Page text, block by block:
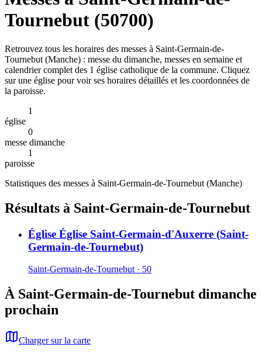
Tournebut (50700)
Retrouvez tous les horaires des messes à Saint-Germain-de-
Tournebut (Manche) : messe du dimanche, messes en semaine et
calendrier complet des 1 église catholique de la commune. Cliquez
sur une église pour voir ses horaires détaillés et les coordonnées de
la paroisse.
1
église
0
messe dimanche
1
paroisse
Statistiques des messes à Saint-Germain-de-Tournebut (Manche)
Résultats à Saint-Germain-de-Tournebut
Église Église Saint-Germain-d'Auxerre (Saint-
Germain-de-Tournebut)
Saint-Germain-de-Tournebut · 50
À Saint-Germain-de-Tournebut dimanche
prochain
Charger sur la carte